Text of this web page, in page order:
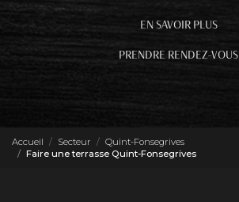
EN SAVOIR PLUS
PRENDRE RENDEZ-VOUS
Accueil Secteur
Quint-Fonsegrives
Faire une terrasse Quint-Fonsegrives